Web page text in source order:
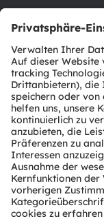
Produkt Selektor
Download Center
Tools
Kundenanfragen
Technischer Support
Partner Netzwerk
Whistleblowing